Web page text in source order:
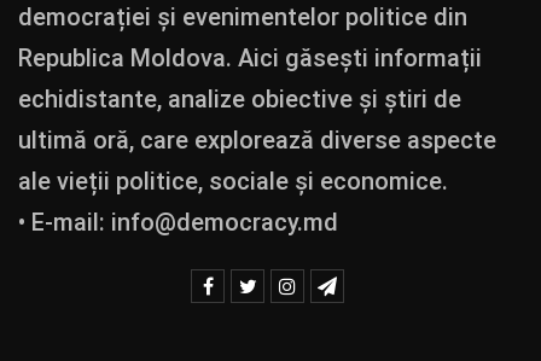
democrației și evenimentelor politice din
Republica Moldova. Aici găsești informații
echidistante, analize obiective și știri de
ultimă oră, care explorează diverse aspecte
ale vieții politice, sociale și economice.
• E-mail: info@democracy.md